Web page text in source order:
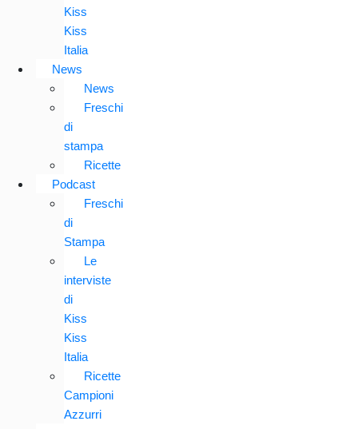
Kiss
Kiss
Italia
News
News
Freschi
di
stampa
Ricette
Podcast
Freschi
di
Stampa
Le
interviste
di
Kiss
Kiss
Italia
Ricette
Campioni
Azzurri